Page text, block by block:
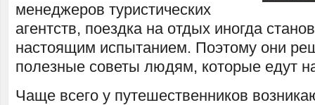
менеджеров туристических
агентств, поездка на отдых иногда
настоящим испытанием. Поэтому они
полезные советы людям, которые едут
Чаще всего у путешественников